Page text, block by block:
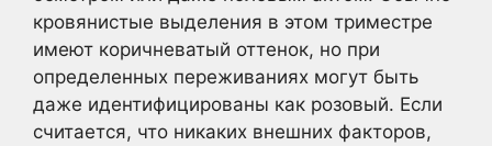
кровянистые выделения в этом триместре
имеют коричневатый оттенок, но при
определенных переживаниях могут быть
даже идентифицированы как розовый. Если
считается, что никаких внешних факторов,